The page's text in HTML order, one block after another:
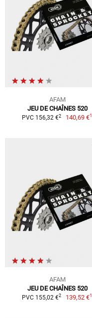
AFAM
JEU DE CHAÎNES 520
PVC 156,32 €2 140,69 €1
AFAM
JEU DE CHAÎNES 520
PVC 155,02 €2 139,52 €1